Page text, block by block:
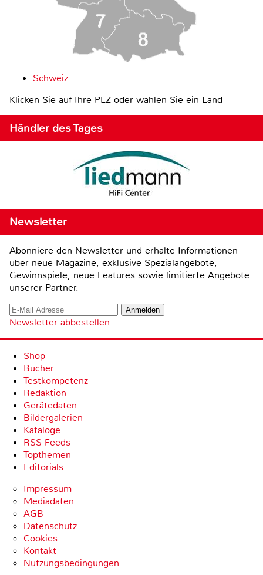
Schweiz
Klicken Sie auf Ihre PLZ oder wählen Sie ein Land
Händler des Tages
Newsletter
Abonniere den Newsletter und erhalte Informationen
über neue Magazine, exklusive Spezialangebote,
Gewinnspiele, neue Features sowie limitierte Angebote
unserer Partner.
Newsletter abbestellen
Shop
Bücher
Testkompetenz
Redaktion
Gerätedaten
Bildergalerien
Kataloge
RSS-Feeds
Topthemen
Editorials
Impressum
Mediadaten
AGB
Datenschutz
Cookies
Kontakt
Nutzungsbedingungen